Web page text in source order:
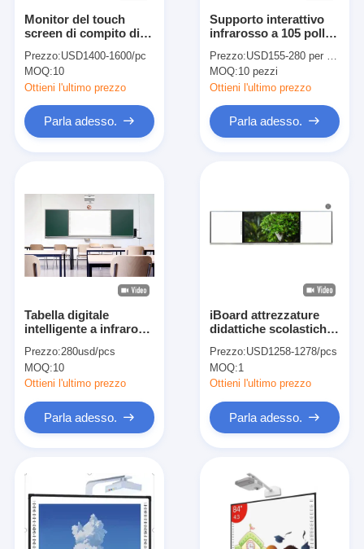
Prodotti
Video
Monitor del touch
screen di compito di
infrarossi di lavagna
multi
Prezzo:USD1400-1600/pc
MOQ:10
Ottieni l'ultimo prezzo
Parla adesso.
Supporto interattivo
infrarosso a 105 pollici
asciutto di lavagna del
FCC di Rohs del CE
Prezzo:USD155-280 per piece
MOQ:10 pezzi
Ottieni l'ultimo prezzo
Parla adesso.
Tabella digitale
intelligente a infrarossi
screen, lavagna
interattiva con
proiettore per classe
Prezzo:280usd/pcs
MOQ:10
Ottieni l'ultimo prezzo
Parla adesso.
iBoard attrezzature
didattiche scolastiche
LCD nano digitali
interconnesse
Prezzo:USD1258-1278/pcs
MOQ:1
Ottieni l'ultimo prezzo
Parla adesso.